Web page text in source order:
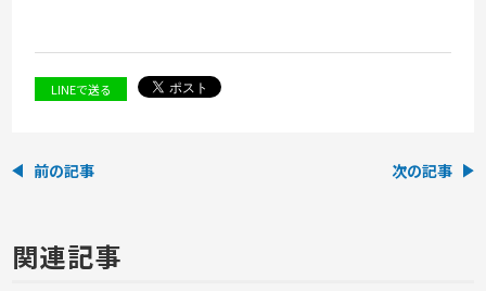
LINEで送る
前の記事 次の記事
関連記事